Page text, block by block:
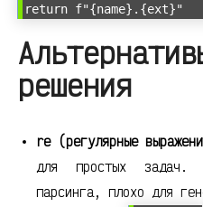
return f"{name}.{ext}"
решения
re (регулярные
для простых задач.
парсинга, плохо для